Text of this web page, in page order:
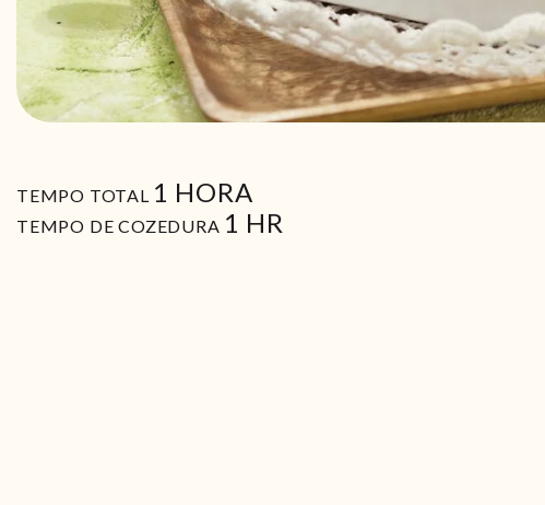
TEMPO TOTAL 1 HORA
HORA
TEMPO DE COZEDURA 1 HORA
HR